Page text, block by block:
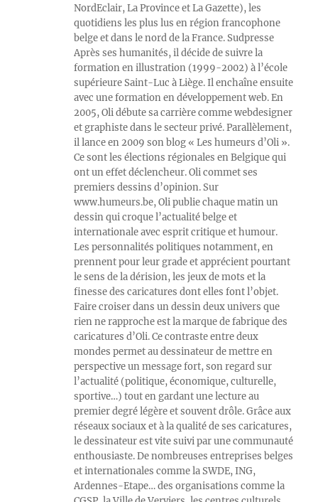
NordEclair, La Province et La Gazette), les
quotidiens les plus lus en région francophone
belge et dans le nord de la France. Sudpresse
Après ses humanités, il décide de suivre la
formation en illustration (1999-2002) à l’école
supérieure Saint-Luc à Liège. Il enchaîne ensuite
avec une formation en développement web. En
2005, Oli débute sa carrière comme webdesigner
et graphiste dans le secteur privé. Parallèlement,
il lance en 2009 son blog « Les humeurs d’Oli ».
Ce sont les élections régionales en Belgique qui
ont un effet déclencheur. Oli commet ses
premiers dessins d’opinion. Sur
www.humeurs.be, Oli publie chaque matin un
dessin qui croque l’actualité belge et
internationale avec esprit critique et humour.
Les personnalités politiques notamment, en
prennent pour leur grade et apprécient pourtant
le sens de la dérision, les jeux de mots et la
finesse des caricatures dont elles font l’objet.
Faire croiser dans un dessin deux univers que
rien ne rapproche est la marque de fabrique des
caricatures d’Oli. Ce contraste entre deux
mondes permet au dessinateur de mettre en
perspective un message fort, son regard sur
l’actualité (politique, économique, culturelle,
sportive…) tout en gardant une lecture au
premier degré légère et souvent drôle. Grâce aux
réseaux sociaux et à la qualité de ses caricatures,
le dessinateur est vite suivi par une communauté
enthousiaste. De nombreuses entreprises belges
et internationales comme la SWDE, ING,
Ardennes-Etape… des organisations comme la